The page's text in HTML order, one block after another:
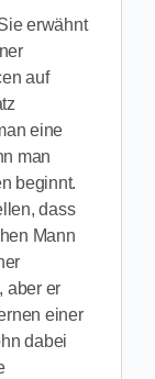
erwähnt
auf
eine
man
beginnt.
dass
Mann
aber er
einer
dabei